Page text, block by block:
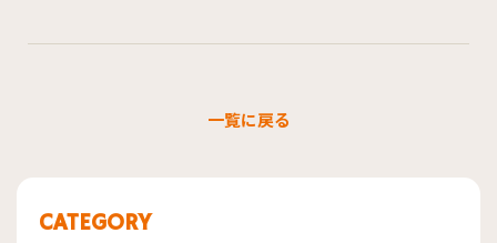
一覧に戻る
CATEGORY